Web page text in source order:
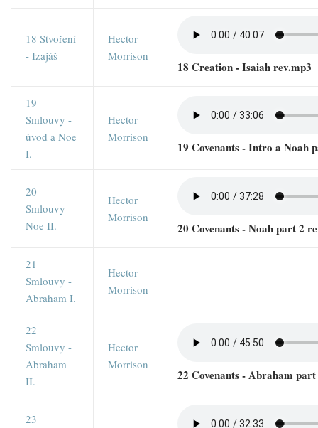
18 Stvoření
- Izajáš
Hector
Morrison
18 Creation - Isaiah rev.mp3
19
Smlouvy -
úvod a Noe
I.
Hector
Morrison
19 Covenants - Intro a Noah
20
Smlouvy -
Noe II.
Hector
Morrison
20 Covenants - Noah part 2
21
Smlouvy -
Abraham I.
Hector
Morrison
22
Smlouvy -
Abraham
II.
Hector
Morrison
22 Covenants - Abraham
23